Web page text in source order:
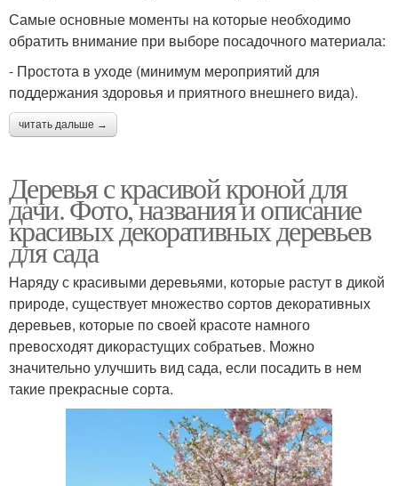
Самые основные моменты на которые необходимо
обратить внимание при выборе посадочного материала:
- Простота в уходе (минимум мероприятий для
поддержания здоровья и приятного внешнего вида).
читать дальше →
Деревья с красивой кроной для
дачи. Фото, названия и описание
красивых декоративных деревьев
для сада
Наряду с красивыми деревьями, которые растут в дикой
природе, существует множество сортов декоративных
деревьев, которые по своей красоте намного
превосходят дикорастущих собратьев. Можно
значительно улучшить вид сада, если посадить в нем
такие прекрасные сорта.